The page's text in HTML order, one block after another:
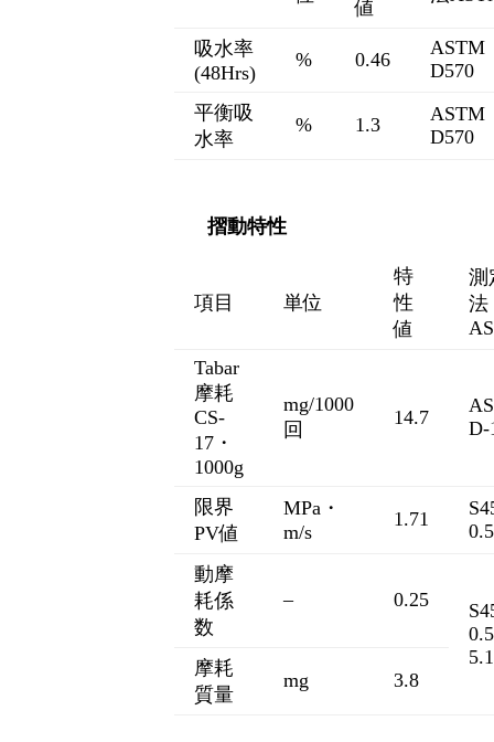
値
吸水率
(48Hrs)
% 0.46
D570
平衡吸
水率
% 1.3
D570
摺動特性
項目 単位
特
性
値
測
法
Tabar
摩耗
CS-
17・
1000g
mg/1000
回
14.7
D-
限界
PV値
MPa・
m/s
1.71
動摩
耗係
数
– 0.25
摩耗
質量
mg 3.8